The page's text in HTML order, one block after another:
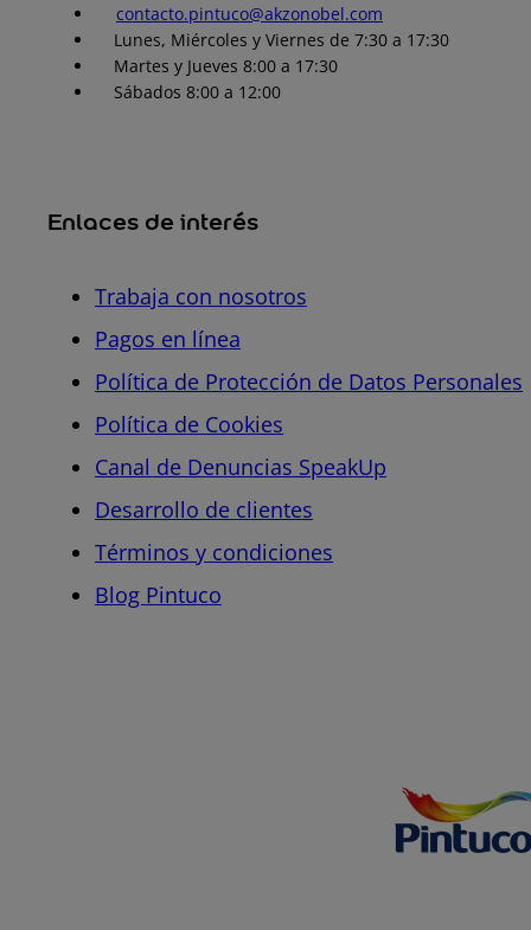
contacto.pintuco@akzonobel.com
Lunes, Miércoles y Viernes de 7:30 a 17:30
Martes y Jueves 8:00 a 17:30
Sábados 8:00 a 12:00
Enlaces de interés
Trabaja con nosotros
Pagos en línea
Política de Protección de Datos Personales
Política de Cookies
Canal de Denuncias SpeakUp
Desarrollo de clientes
Términos y condiciones
Blog Pintuco